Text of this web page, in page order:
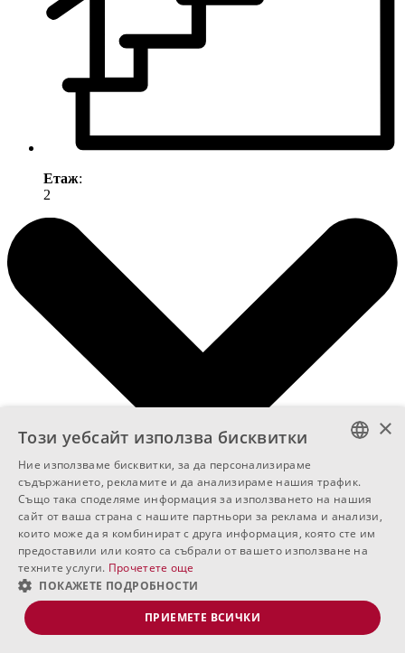
Етаж:
2
Свържи се с нас!
BULGARIAN
ENGLISH
RUSSIAN
×
Този уебсайт използва бисквитки
Ние използваме бисквитки, за да персонализираме
съдържанието, рекламите и да анализираме нашия трафик.
Също така споделяме информация за използването на нашия
сайт от ваша страна с нашите партньори за реклама и анализи,
които може да я комбинират с друга информация, която сте им
предоставили или която са събрали от вашето използване на
техните услуги. Прочетете още
ПОКАЖЕТЕ ПОДРОБНОСТИ
ПРИЕМЕТЕ ВСИЧКИ